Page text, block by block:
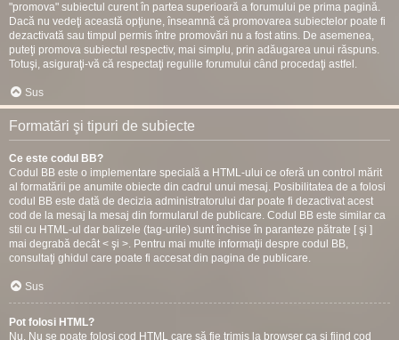
"promova" subiectul curent în partea superioară a forumului pe prima pagină.
Dacă nu vedeţi această opţiune, înseamnă că promovarea subiectelor poate fi
dezactivată sau timpul permis între promovări nu a fost atins. De asemenea,
puteţi promova subiectul respectiv, mai simplu, prin adăugarea unui răspuns.
Totuşi, asiguraţi-vă că respectaţi regulile forumului când procedaţi astfel.
Sus
Formatări şi tipuri de subiecte
Ce este codul BB?
Codul BB este o implementare specială a HTML-ului ce oferă un control mărit
al formatării pe anumite obiecte din cadrul unui mesaj. Posibilitatea de a folosi
codul BB este dată de decizia administratorului dar poate fi dezactivat acest
cod de la mesaj la mesaj din formularul de publicare. Codul BB este similar ca
stil cu HTML-ul dar balizele (tag-urile) sunt închise în paranteze pătrate [ şi ]
mai degrabă decât < şi >. Pentru mai multe informaţii despre codul BB,
consultaţi ghidul care poate fi accesat din pagina de publicare.
Sus
Pot folosi HTML?
Nu. Nu se poate folosi cod HTML care să fie trimis la browser ca şi fiind cod